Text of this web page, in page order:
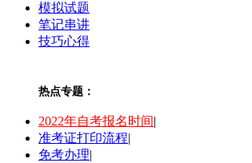
模拟试题
笔记串讲
技巧心得
热点专题：
2022年自考报名时间|
准考证打印流程|
免考办理|